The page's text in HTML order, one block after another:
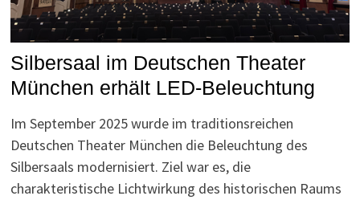
Silbersaal im Deutschen Theater
München erhält LED-Beleuchtung
Im September 2025 wurde im traditionsreichen
Deutschen Theater München die Beleuchtung des
Silbersaals modernisiert. Ziel war es, die
charakteristische Lichtwirkung des historischen Raums